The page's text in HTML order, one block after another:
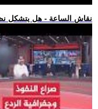
.. نقاش الساعة - هل يتشكل